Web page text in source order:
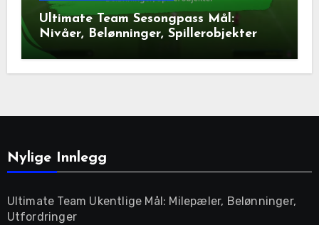
Ultimate Team Sesongpass Mål:
Nivåer, Belønninger, Spillerobjekter
Nylige Innlegg
Ultimate Team Ukentlige Mål: Milepæler, Belønninger,
Utfordringer